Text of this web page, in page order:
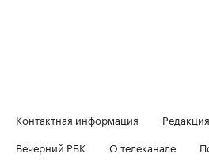
Контактная информация Редакция
Вечерний РБК
О телеканале